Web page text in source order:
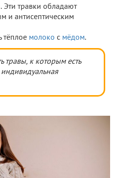
Эти травки обладают
и антисептическим
тёплое молоко с мёдом.
травы, к которым есть
индивидуальная